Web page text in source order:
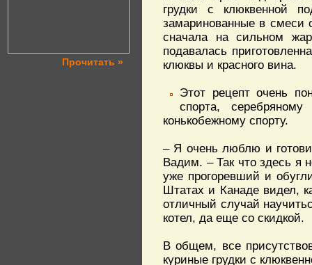
Прочитать »
грудки с клюквенной
замаринованные в смеси
сначала на сильном
подавалась
клюквы и красного вина.
Этот рецепт очень
спорта,
конькобежному спорту.
– Я очень люблю и
Вадим. – Так что здесь я
уже прогоревший и
Штатах и Канаде видел,
отличный случай
котел, да еще со скидкой.
В общем, все
куриные грудки с